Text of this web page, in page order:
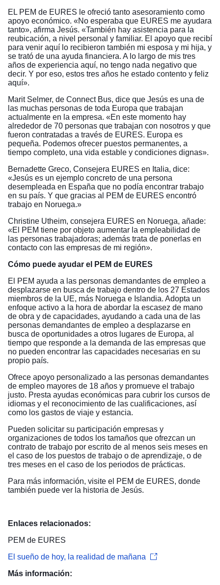
EL PEM de EURES le ofreció tanto asesoramiento como
apoyo económico. «No esperaba que EURES me ayudara
tanto», afirma Jesús. «También hay asistencia para la
reubicación, a nivel personal y familiar. El apoyo que recibí
para venir aquí lo recibieron también mi esposa y mi hija, y
se trató de una ayuda financiera. A lo largo de mis tres
años de experiencia aquí, no tengo nada negativo que
decir. Y por eso, estos tres años he estado contento y feliz
aquí».
Marit Selmer, de Connect Bus, dice que Jesús es una de
las muchas personas de toda Europa que trabajan
actualmente en la empresa. «En este momento hay
alrededor de 70 personas que trabajan con nosotros y que
fueron contratadas a través de EURES. Europa es
pequeña. Podemos ofrecer puestos permanentes, a
tiempo completo, una vida estable y condiciones dignas».
Bernadette Greco, Consejera EURES en Italia, dice:
«Jesús es un ejemplo concreto de una persona
desempleada en España que no podía encontrar trabajo
en su país. Y que gracias al PEM de EURES encontró
trabajo en Noruega.»
Christine Utheim, consejera EURES en Noruega, añade:
«El PEM tiene por objeto aumentar la empleabilidad de
las personas trabajadoras; además trata de ponerlas en
contacto con las empresas de mi región».
Cómo puede ayudar el PEM de EURES
El PEM ayuda a las personas demandantes de empleo a
desplazarse en busca de trabajo dentro de los 27 Estados
miembros de la UE, más Noruega e Islandia. Adopta un
enfoque activo a la hora de abordar la escasez de mano
de obra y de capacidades, ayudando a cada una de las
personas demandantes de empleo a desplazarse en
busca de oportunidades a otros lugares de Europa, al
tiempo que responde a la demanda de las empresas que
no pueden encontrar las capacidades necesarias en su
propio país.
Ofrece apoyo personalizado a las personas demandantes
de empleo mayores de 18 años y promueve el trabajo
justo. Presta ayudas económicas para cubrir los cursos de
idiomas y el reconocimiento de las cualificaciones, así
como los gastos de viaje y estancia.
Pueden solicitar su participación empresas y
organizaciones de todos los tamaños que ofrezcan un
contrato de trabajo por escrito de al menos seis meses en
el caso de los puestos de trabajo o de aprendizaje, o de
tres meses en el caso de los periodos de prácticas.
Para más información, visite el PEM de EURES, donde
también puede ver la historia de Jesús.
Enlaces relacionados:
PEM de EURES
El sueño de hoy, la realidad de mañana
Más información: